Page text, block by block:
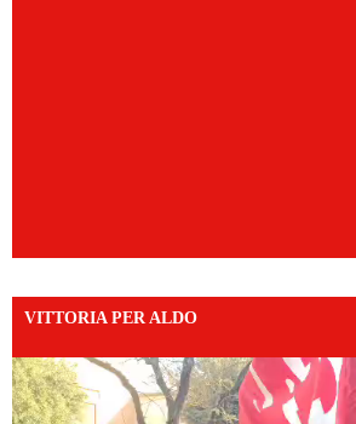
VITTORIA PER ALDO